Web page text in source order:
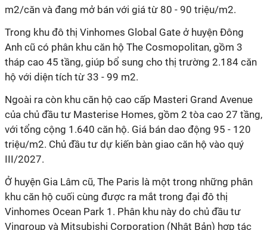
m2/căn và đang mở bán với giá từ 80 - 90 triệu/m2.
Trong khu đô thị Vinhomes Global Gate ở huyện Đông
Anh cũ có phân khu căn hộ The Cosmopolitan, gồm 3
tháp cao 45 tầng, giúp bổ sung cho thị trường 2.184 căn
hộ với diện tích từ 33 - 99 m2.
Ngoài ra còn khu căn hộ cao cấp Masteri Grand Avenue
của chủ đầu tư Masterise Homes, gồm 2 tòa cao 27 tầng,
với tổng cộng 1.640 căn hộ. Giá bán dao động 95 - 120
triệu/m2. Chủ đầu tư dự kiến bàn giao căn hộ vào quý
III/2027.
Ở huyện Gia Lâm cũ, The Paris là một trong những phân
khu căn hộ cuối cùng được ra mắt trong đại đô thị
Vinhomes Ocean Park 1. Phân khu này do chủ đầu tư
Vingroup và Mitsubishi Corporation (Nhật Bản) hợp tác